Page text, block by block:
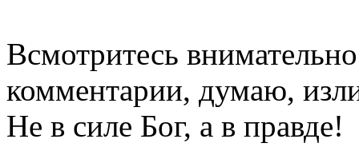
Всмотритесь
комментарии, думаю,
Не в силе Бог, а в правде!